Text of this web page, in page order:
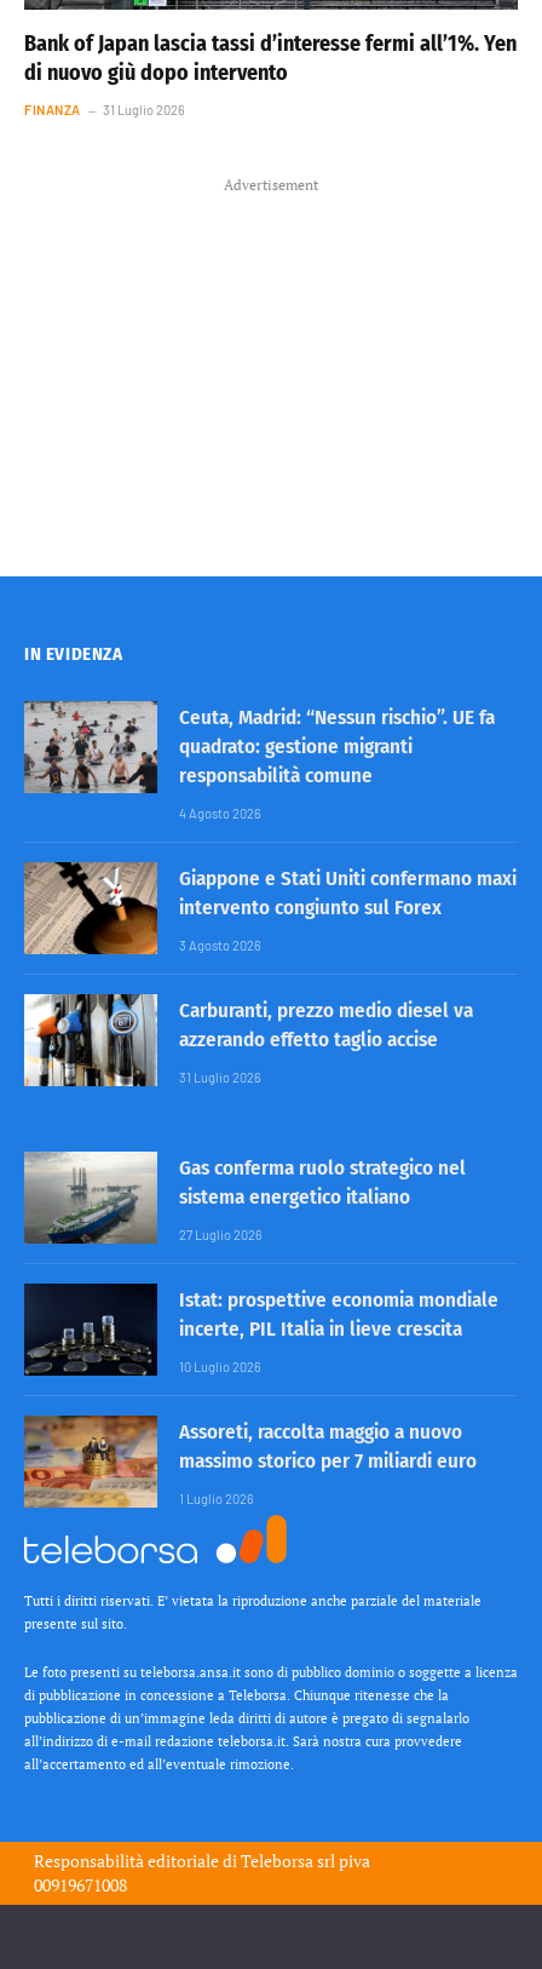
Bank of Japan lascia tassi d’interesse fermi all’1%. Yen
di nuovo giù dopo intervento
FINANZA 31 Luglio 2026
Advertisement
IN EVIDENZA
Ceuta, Madrid: “Nessun rischio”. UE fa
quadrato: gestione migranti
responsabilità comune
4 Agosto 2026
Giappone e Stati Uniti confermano maxi
intervento congiunto sul Forex
3 Agosto 2026
Carburanti, prezzo medio diesel va
azzerando effetto taglio accise
31 Luglio 2026
Gas conferma ruolo strategico nel
sistema energetico italiano
27 Luglio 2026
Istat: prospettive economia mondiale
incerte, PIL Italia in lieve crescita
10 Luglio 2026
Assoreti, raccolta maggio a nuovo
massimo storico per 7 miliardi euro
1 Luglio 2026
Tutti i diritti riservati. E’ vietata la riproduzione anche parziale del materiale
presente sul sito.
Le foto presenti su teleborsa.ansa.it sono di pubblico dominio o soggette a licenza
di pubblicazione in concessione a Teleborsa. Chiunque ritenesse che la
pubblicazione di un’immagine leda diritti di autore è pregato di segnalarlo
all’indirizzo di e-mail redazione teleborsa.it. Sarà nostra cura provvedere
all’accertamento ed all’eventuale rimozione.
Responsabilità editoriale diTeleborsa srlpiva
00919671008